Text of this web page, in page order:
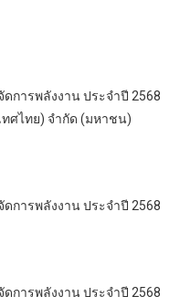
การพลังงาน ประจำปี 2568
ทศไทย) จำกัด (มหาชน)
การพลังงาน ประจำปี 2568
การพลังงาน ประจำปี 2568